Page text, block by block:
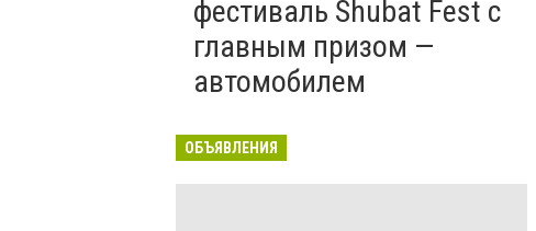
Просевшая бручастка в сквере Победы, Актау
фестиваль Shubat Fest с
главным призом —
автомобилем
ОБЪЯВЛЕНИЯ